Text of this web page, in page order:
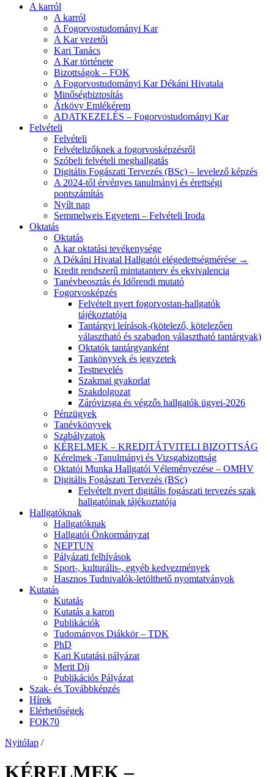
A karról
A karról
A Fogorvostudományi Kar
A Kar vezetői
Kari Tanács
A Kar története
Bizottságok – FOK
A Fogorvostudományi Kar Dékáni Hivatala
Minőségbiztosítás
Árkövy Emlékérem
ADATKEZELÉS – Fogorvostudományi Kar
Felvételi
Felvételi
Felvételizőknek a fogorvosképzésről
Szóbeli felvételi meghallgatás
Digitális Fogászati Tervezés (BSc) – levelező képzés
A 2024-től érvényes tanulmányi és érettségi
pontszámítás
Nyílt nap
Semmelweis Egyetem – Felvételi Iroda
Oktatás
Oktatás
A kar oktatási tevékenysége
A Dékáni Hivatal Hallgatói elégedettségmérése →
Kredit rendszerű mintatanterv és ekvivalencia
Tanévbeosztás és Időrendi mutató
Fogorvosképzés
Felvételt nyert fogorvostan-hallgatók
tájékoztatója
Tantárgyi leírások-(kötelező, kötelezően
választható és szabadon választható tantárgyak)
Oktatók tantárgyanként
Tankönyvek és jegyzetek
Testnevelés
Szakmai gyakorlat
Szakdolgozat
Záróvizsga és végzős hallgatók ügyei-2026
Pénzügyek
Tanévkönyvek
Szabályzatok
KÉRELMEK – KREDITÁTVITELI BIZOTTSÁG
Kérelmek -Tanulmányi és Vizsgabizottság
Oktatói Munka Hallgatói Véleményezése – OMHV
Digitális Fogászati Tervezés (BSc)
Felvételt nyert digitális fogászati tervezés szak
hallgatóinak tájékoztatója
Hallgatóknak
Hallgatóknak
Hallgatói Önkormányzat
NEPTUN
Pályázati felhívások
Sport-, kulturális-, egyéb kedvezmények
Hasznos Tudnivalók-letölthető nyomtatványok
Kutatás
Kutatás
Kutatás a karon
Publikációk
Tudományos Diákkör – TDK
PhD
Kari Kutatási pályázat
Merit Díj
Publikációs Pályázat
Szak- és Továbbképzés
Hírek
Elérhetőségek
FOK70
Nyitólap /
KÉRELMEK –